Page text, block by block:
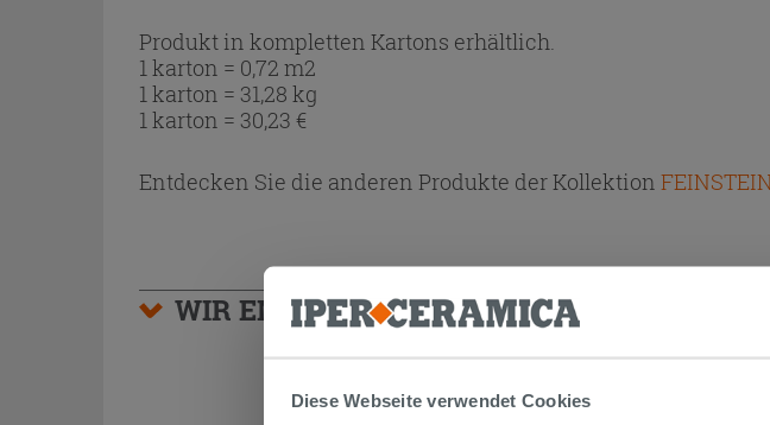
Diese Webseite verwendet Cookies
Produkt in kompletten Kartons erhältlich.
1 karton = 0,72 m2
1 karton = 31,28 kg
1 karton = 30,23 €
Entdecken Sie die anderen Produkte der Kollektion
WIR EMPFEHLEN IHNEN AUCH…